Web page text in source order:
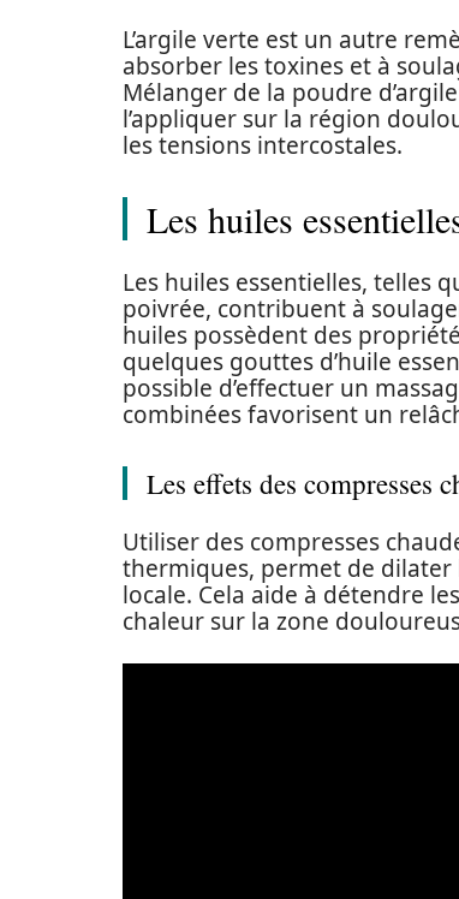
L’argile verte est un autre
absorber les toxines et à
Mélanger de la poudre
l’appliquer sur la région
les tensions intercostales.
Les huiles
Les huiles essentielles, telles
poivrée, contribuent à
huiles possèdent des
quelques gouttes d’huile
possible d’effectuer un
combinées favorisent un
Les effets des compresses
Utiliser des compresses
thermiques, permet de dilater
locale. Cela aide à détendre
chaleur sur la zone